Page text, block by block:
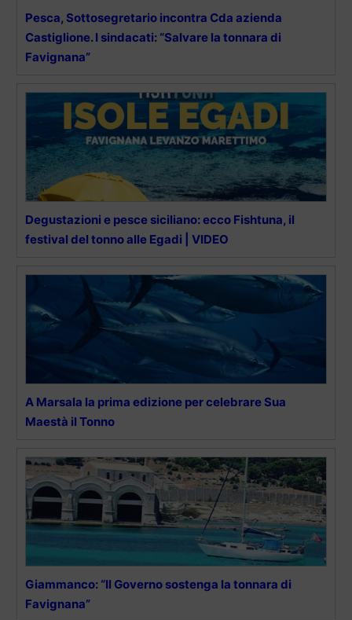
Pesca, Sottosegretario incontra Cda azienda
Castiglione. I sindacati: “Salvare la tonnara di
Favignana”
Degustazioni e pesce siciliano: ecco Fishtuna, il
festival del tonno alle Egadi | VIDEO
A Marsala la prima edizione per celebrare Sua
Maestà il Tonno
Giammanco: “Il Governo sostenga la tonnara di
Favignana”